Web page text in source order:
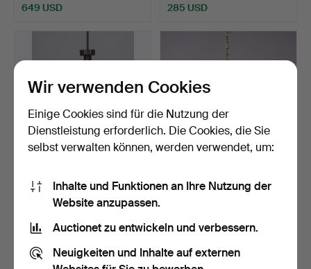
649 USD 285 USD
DECKENLEUCHTE, Glas,
Messing, Art Déco, 19…
Beendet 4. Jun 2026
1 Gebot
DECKENLEUCHTE,
Messinggestell mit
1 Gebot
Wir verwenden Cookies
Einige Cookies sind für die Nutzung der
Dienstleistung erforderlich. Die Cookies, die Sie
selbst verwalten können, werden verwendet, um:
Inhalte und Funktionen an Ihre Nutzung der
Website anzupassen.
Auctionet zu entwickeln und verbessern.
Neuigkeiten und Inhalte auf externen